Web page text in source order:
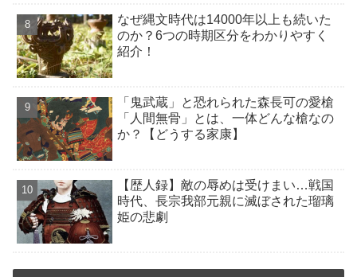
なぜ縄文時代は14000年以上も続いた
のか？6つの時期区分をわかりやすく
紹介！
「鬼武蔵」と恐れられた森長可の愛槍
「人間無骨」とは、一体どんな槍なの
か？【どうする家康】
【歴人録】敵の辱めは受けまい…戦国
時代、長宗我部元親に滅ぼされた瑠璃
姫の悲劇